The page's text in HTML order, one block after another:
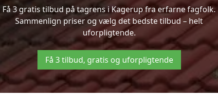
Få 3 gratis tilbud på tagrens i Kagerup fra erfarne fagfolk.
Sammenlign priser og vælg det bedste tilbud – helt
uforpligtende.
Få 3 tilbud, gratis og uforpligtende